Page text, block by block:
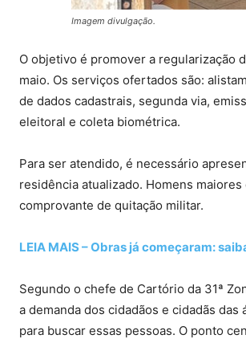
Imagem divulgação.
O objetivo é promover a regularização
maio. Os serviços ofertados são:
de dados cadastrais, segunda via,
eleitoral e coleta biométrica.
Para ser atendido, é necessário
residência atualizado. Homens
comprovante de quitação militar.
LEIA MAIS – Obras já começaram:
Segundo o chefe de Cartório da 31ª
a demanda dos cidadãos e cidadãs
para buscar essas pessoas. O ponto